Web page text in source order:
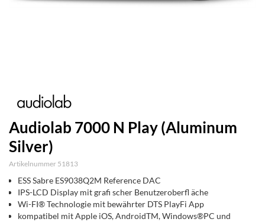
Audiolab 7000 N Play (Aluminum
Silver)
Artikelnummer 51813
ESS Sabre ES9038Q2M Reference DAC
IPS-LCD Display mit grafi scher Benutzeroberfl äche
Wi-FI® Technologie mit bewährter DTS PlayFi App
kompatibel mit Apple iOS, AndroidTM, Windows®PC und